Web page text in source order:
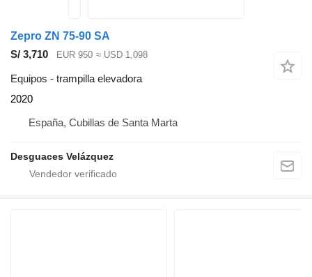
Zepro ZN 75-90 SA
S/ 3,710
EUR 950 ≈ USD 1,098
Equipos - trampilla elevadora
2020
España, Cubillas de Santa Marta
Desguaces Velázquez